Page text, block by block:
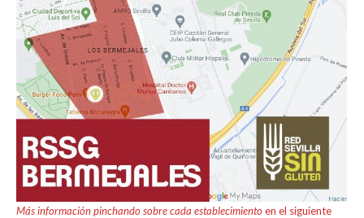
Más información pinchando sobre cada establecimientoen el siguiente